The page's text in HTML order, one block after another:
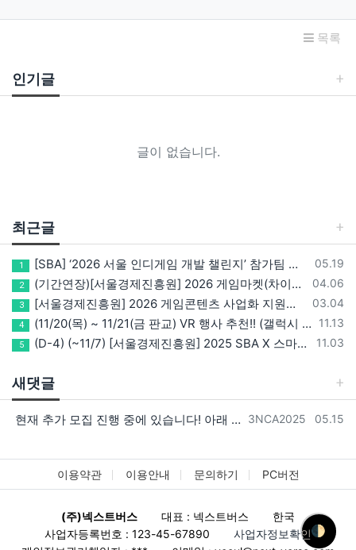
🌓
목록
인기글
글이 없습니다.
최근글
등록일
05.19
1 [SBA] ‘2026 서울 인디게임 개발 챌린지’ 참가팀 모집
등록일
04.06
2 (기간연장)[서울경제진흥원] 2026 게임마켓(차이나조이, BIC, 지스타) 서울관 참가기업 모집!(~5/8 15:00)
등록일
03.04
3 [서울경제진흥원] 2026 게임콘텐츠 사업화 지원사업 참가기업 모집(~3/26까지)
등록일
11.13
4 (11/20(목) ~ 11/21(금 판교) VR 행사 추천!! (갤럭시 XR/ 애플 비전프로 등 기기 체험, 메타퀘스트 경품)
등록일
11.03
5 (D-4) (~11/7) [서울경제진흥원] 2025 SBA X 스마일게이트, ‘게임랩 with STOVE INDIE’ 참가기업 모집
새댓글
등록자
3NCA2025 등록일
05.15
현재 추가 모집 진행 중에 있습니다! 아래 링크로 확인 부탁드리겠습니다~! https://next-verse.com/community/1…
이용약관 이용안내 문의하기 PC버전
(주)넥스트버스 대표 : 넥스트버스
한국
사업자등록번호 : 123-45-67890
사업자정보확인